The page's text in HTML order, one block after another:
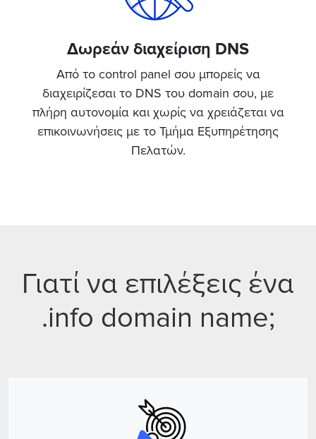
Δωρεάν διαχείριση DNS
Από το cοntrol panel σου μπορείς να
διαχειρίζεσαι το DNS του domain σου, με
πλήρη αυτονομία και χωρίς να χρειάζεται να
επικοινωνήσεις με το Τμήμα Εξυπηρέτησης
Πελατών.
Γιατί να επιλέξεις ένα
.info domain name;